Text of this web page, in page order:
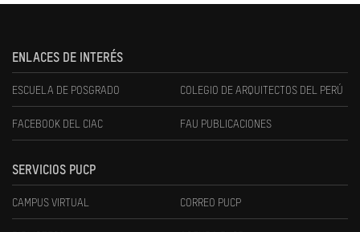
ENLACES DE INTERÉS
ESCUELA DE POSGRADO COLEGIO DE ARQUITECTOS DEL PERÚ
FACEBOOK DEL CIAC FAU PUBLICACIONES
SERVICIOS PUCP
CAMPUS VIRTUAL CORREO PUCP